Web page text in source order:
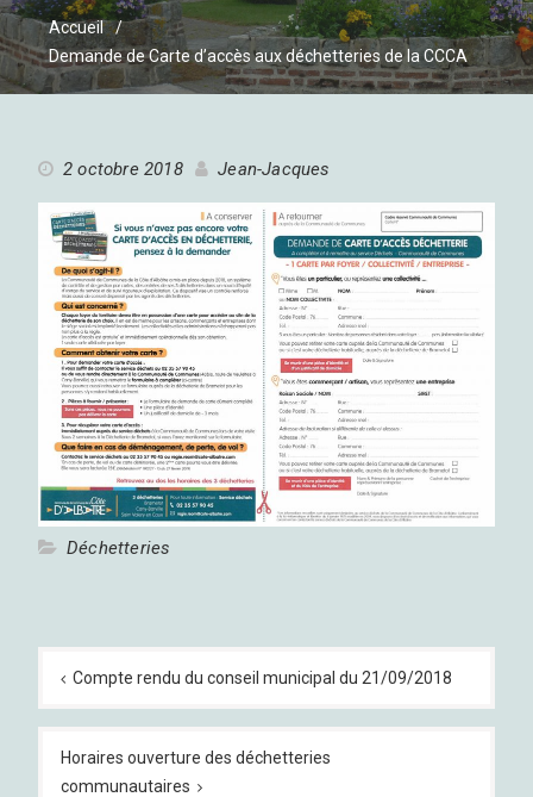
Accueil
Demande de Carte d’accès aux déchetteries de la CCCA
2 octobre 2018 Jean-Jacques
Déchetteries
Navigation
de
l’article
Compte rendu du conseil municipal du 21/09/2018
Horaires ouverture des déchetteries
communautaires